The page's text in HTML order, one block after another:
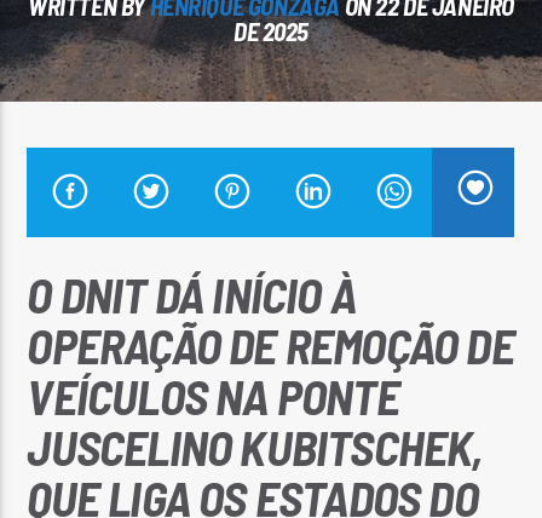
Arara Azul FM
DE 2025
O DNIT DÁ INÍCIO À
OPERAÇÃO DE REMOÇÃO DE
VEÍCULOS NA PONTE
JUSCELINO KUBITSCHEK,
QUE LIGA OS ESTADOS DO